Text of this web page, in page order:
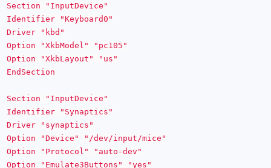
Section "InputDevice"
Identifier "Keyboard0"
Driver "kbd"
Option "XkbModel" "pc105"
Option "XkbLayout" "us"
EndSection
Section "InputDevice"
Identifier "Synaptics"
Driver "synaptics"
Option "Device" "/dev/input/mice"
Option "Protocol" "auto-dev"
Option "Emulate3Buttons" "yes"